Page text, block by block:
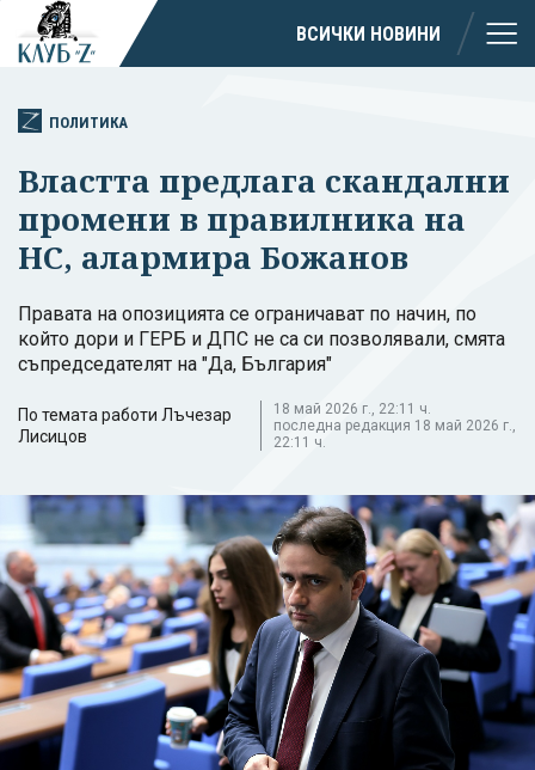
ВСИЧКИ НОВИНИ
ПОЛИТИКА
Властта предлага скандални
промени в правилника на
НС, алармира Божанов
Правата на опозицията се ограничават по начин, по
който дори и ГЕРБ и ДПС не са си позволявали, смята
съпредседателят на "Да, България"
По темата работи Лъчезар
Лисицов
18 май 2026 г., 22:11 ч.
последна редакция 18 май 2026 г.,
22:11 ч.